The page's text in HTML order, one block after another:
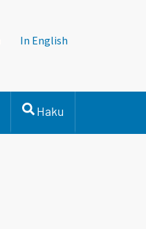
In English
Haku